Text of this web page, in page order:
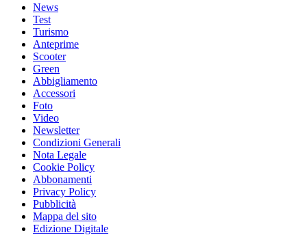
News
Test
Turismo
Anteprime
Scooter
Green
Abbigliamento
Accessori
Foto
Video
Newsletter
Condizioni Generali
Nota Legale
Cookie Policy
Abbonamenti
Privacy Policy
Pubblicità
Mappa del sito
Edizione Digitale